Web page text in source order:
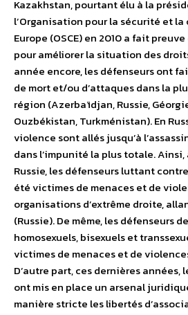
Kazakhstan, pourtant élu à la
l’Organisation pour la sécurité et
Europe (OSCE) en 2010 a fait
pour améliorer la situation des
année encore, les défenseurs ont
de mort et/ou d’attaques dans la
région (Azerbaïdjan, Russie,
Ouzbékistan, Turkménistan). En
violence sont allés jusqu’à
dans l’impunité la plus totale. Ainsi,
Russie, les défenseurs luttant
été victimes de menaces et de
organisations d’extrême droite,
(Russie). De même, les défenseurs
homosexuels, bisexuels et
victimes de menaces et de
D’autre part, ces dernières années,
ont mis en place un arsenal
manière stricte les libertés